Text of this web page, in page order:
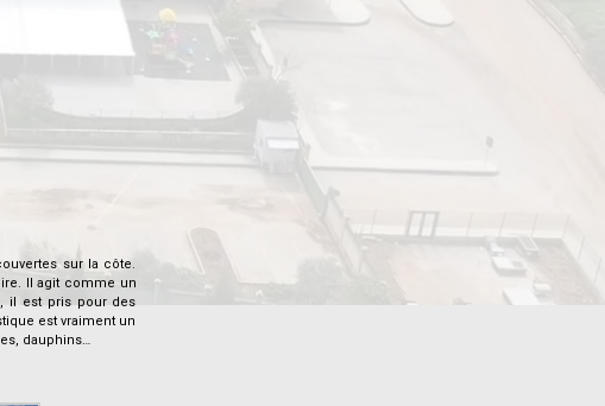
sur la côte.
Il agit comme un
il est pris pour des
est vraiment un
dauphins…